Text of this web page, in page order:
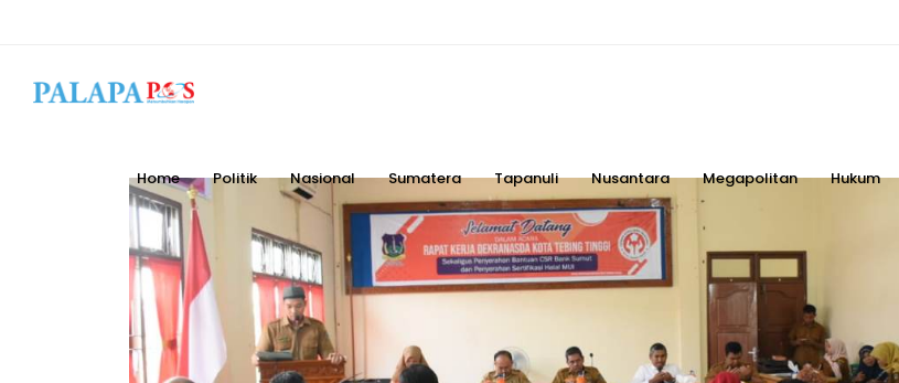
Home Politik Nasional Sumatera Tapanuli Nusantara Megapolitan Hukum